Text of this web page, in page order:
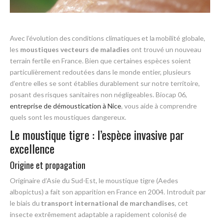
Avec l’évolution des conditions climatiques et lamobilité globale,
les moustiques vecteurs de maladies ont trouvé un nouveau
terrain fertile en France. Bien que certaines espèces soient
particulièrement redoutées dans le monde entier, plusieurs
d’entre elles se sont établies durablement sur notre territoire,
posant desrisques sanitaires non négligeables. Biocap 06,
entreprise de démoustication à Nice, vous aide à comprendre
quels sont les moustiques dangereux.
Le moustique tigre : l’espèce invasive par
excellence
Origine et propagation
Originaire d’Asie du Sud-Est, le moustique tigre (Aedes
albopictus) a fait son apparition en France en 2004. Introduit par
le biais du transport international de marchandises, cet
insecte extrêmement adaptable a rapidement colonisé de